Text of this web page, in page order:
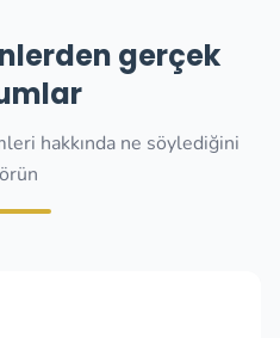
gerçek
hakkında ne söylediğini